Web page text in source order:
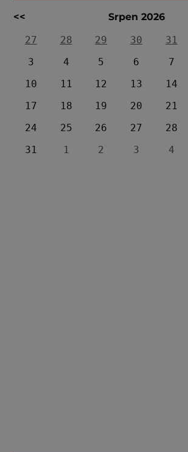
<< Srpen 2026
27
28 29 30 31
3
4 5 6 7
10
11 12 13 14
17
18 19 20 21
24
25 26 27 28
31
1 2 3 4